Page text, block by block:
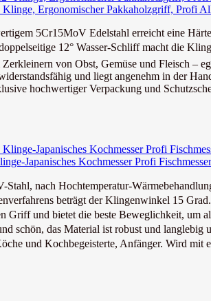
Ergonomischer Pakkaholzgriff, Profi
5Cr15MoV Edelstahl erreicht eine
12° Wasser-Schliff macht die
von Obst, Gemüse und Fleisch –
und liegt angenehm in der
hochwertiger Verpackung und
Japanisches Kochmesser Profi
nach Hochtemperatur-
beträgt der Klingenwinkel 15
Griff und bietet die beste Beweglichkeit, um
schön, das Material ist robust und langlebig
und Kochbegeisterte, Anfänger. Wird mit